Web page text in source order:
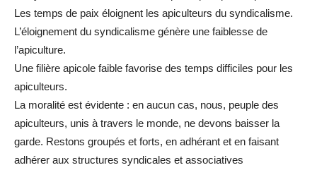
Les temps de paix éloignent les apiculteurs du syndicalisme.
L’éloignement du syndicalisme génère une faiblesse de
l’apiculture.
Une filière apicole faible favorise des temps difficiles pour les
apiculteurs.
La moralité est évidente : en aucun cas, nous, peuple des
apiculteurs, unis à travers le monde, ne devons baisser la
garde. Restons groupés et forts, en adhérant et en faisant
adhérer aux structures syndicales et associatives